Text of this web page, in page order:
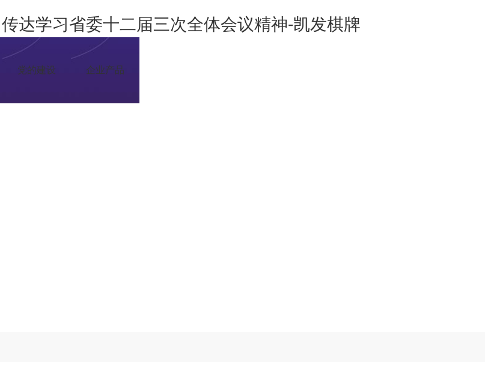
达学习省委十二届三次全体会议精神-凯发棋牌
党的建设 企业产品